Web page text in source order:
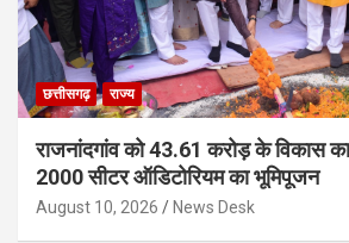
छत्तीसगढ़ राज्य
राजनांदगांव को 43.61 करोड़ के विकास
2000 सीटर ऑडिटोरियम का भूमिपूजन
August 10, 2026 News Desk